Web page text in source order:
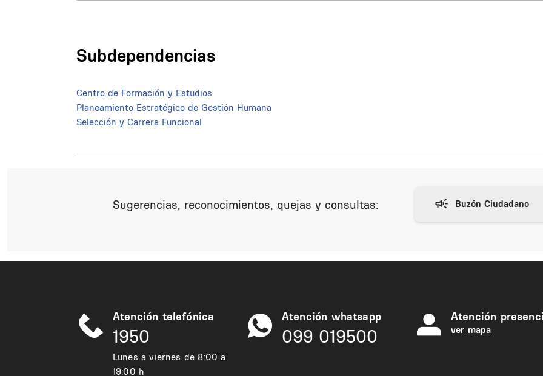
Subdependencias
Centro de Formación y Estudios
Planeamiento Estratégico de Gestión Humana
Selección y Carrera Funcional
Sugerencias, reconocimientos, quejas y consultas:
Atención telefónica
1950
Lunes a viernes de 8:00 a
19:00 h
Atención whatsapp
099 019500
Atención
ver mapa